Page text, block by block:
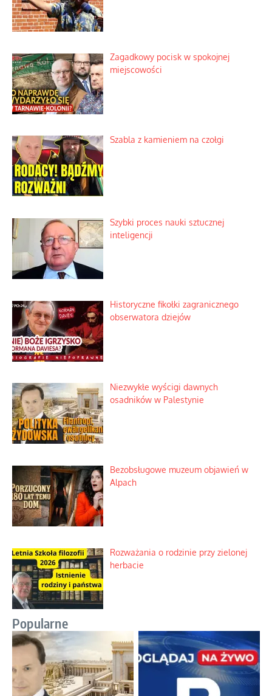
Zagadkowy pocisk w spokojnej
miejscowości
Szabla z kamieniem na czołgi
Szybki proces nauki sztucznej
inteligencji
Historyczne fikołki zagranicznego
obserwatora dziejów
Niezwykłe wyścigi dawnych
osadników w Palestynie
Bezobsługowe muzeum objawień w
Alpach
Rozważania o rodzinie przy zielonej
herbacie
Popularne